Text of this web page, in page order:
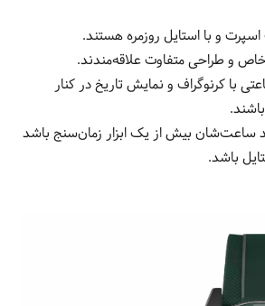
و با استایل روزمره هستند.
و طراحی متفاوت علاقه‌مندند.
با کرنوگراف و نمایش تاریخ در کنار
ساعت‌شان بیش از یک ابزار زمان‌سنج باشد
باشد.